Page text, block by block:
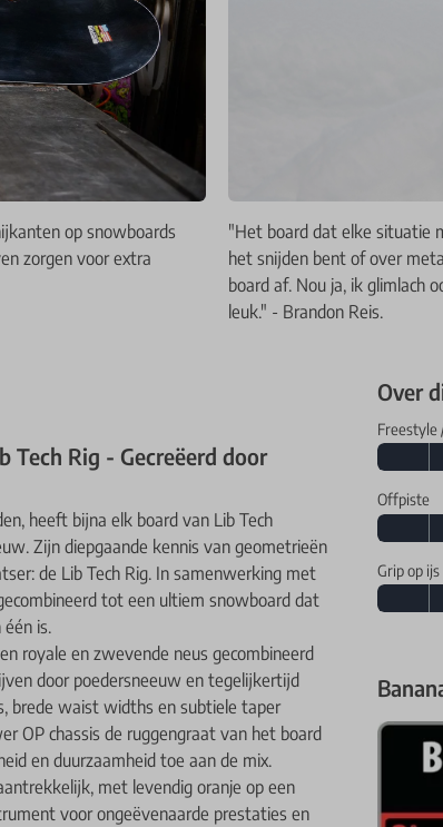
op snowboards
zorgen voor extra
"Het board dat elke situatie
het snijden bent of over
board af. Nou ja, ik glimlach
leuk." - Brandon Reis.
Rig - Gecreëerd door
heeft bijna elk board van Lib Tech
Zijn diepgaande kennis van geometrieën
de Lib Tech Rig. In samenwerking met
tot een ultiem snowboard dat
is.
royale en zwevende neus gecombineerd
door poedersneeuw en tegelijkertijd
brede waist widths en subtiele taper
OP chassis de ruggengraat van het board
en duurzaamheid toe aan de mix.
met levendig oranje op een
voor ongeëvenaarde prestaties en
Over
Freestyle
Offpiste
Grip op ijs